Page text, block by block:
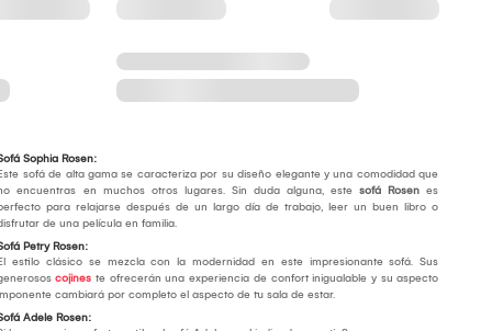
Sophia Rosen:
sofá de alta gama se caracteriza por su diseño elegante y una comodidad que
encuentras en muchos otros lugares. Sin duda alguna, estesofá Rosenes
para relajarse después de un largo día de trabajo, leer un buen libro o
de una película en familia.
Petry Rosen:
estilo clásico se mezcla con la modernidad en este impresionante sofá. Sus
cojines te ofrecerán una experiencia de confort inigualable y su aspecto
cambiará por completo el aspecto de tu sala de estar.
Adele Rosen: